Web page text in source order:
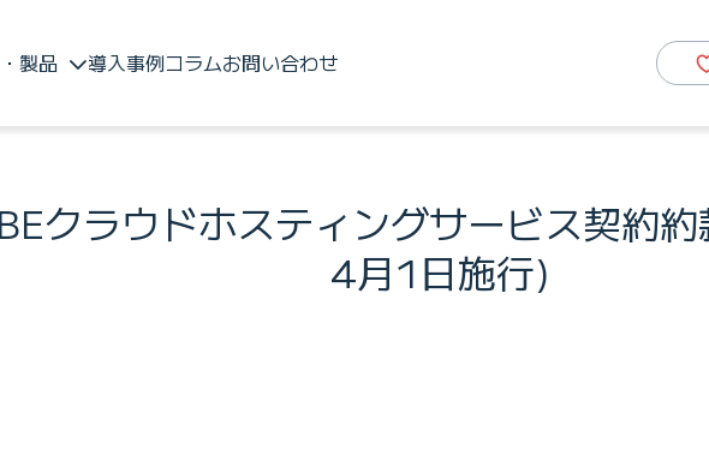
製品 導入事例コラムお問い合わせ
クラウドホスティングサービス契約
4月1日施行)